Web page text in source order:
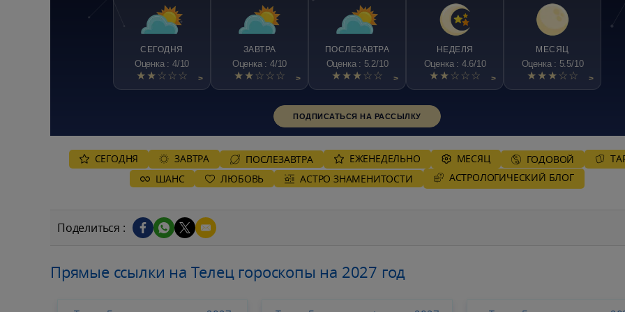
СЕГОДНЯ
Оценка : 4/10
★★☆☆☆ >
ЗАВТРА
Оценка : 4/10
★★☆☆☆ >
ПОСЛЕЗАВТРА
Оценка : 5.2/10
★★★☆☆ >
НЕДЕЛЯ
Оценка : 4.6/10
★★☆☆☆ >
МЕСЯЦ
Оценка : 5.5/10
★★★☆☆ >
ПОДПИСАТЬСЯ НА РАССЫЛКУ
СЕГОДНЯ ЗАВТРА ПОСЛЕЗАВТРА ЕЖЕНЕДЕЛЬНО MЕСЯЦ ГОДОВОЙ
ШАНС
ЛЮБОВЬ АСТРО ЗНАМЕНИТОСТИ AСТРОЛОГИЧЕСКИЙ БЛОГ
Поделиться :
Прямые ссылки на Телец гороскопы на 2027 год